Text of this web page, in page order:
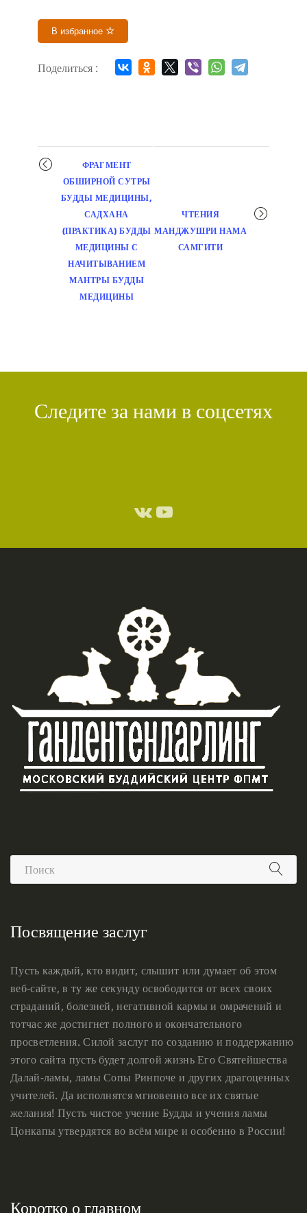
В избранное
Поделиться :
Мероприятие
навигация
ФРАГМЕНТ
ОБШИРНОЙ СУТРЫ
БУДДЫ МЕДИЦИНЫ,
САДХАНА
(ПРАКТИКА) БУДДЫ
МЕДИЦИНЫ С
НАЧИТЫВАНИЕМ
МАНТРЫ БУДДЫ
МЕДИЦИНЫ
ЧТЕНИЯ
МАНДЖУШРИ НАМА
САМГИТИ
Следите за нами в соцсетях
Посвящение заслуг
Пусть каждый, кто видит, слышит или думает об этом
веб-сайте, в ту же секунду освободится от всех своих
страданий, болезней, негативной кармы и омрачений и
тотчас же достигнет полного и окончательного
просветления. Силой заслуг по созданию и поддержанию
этого сайта пусть будет долгой жизнь Его Святейшества
Далай-ламы, ламы Сопы Ринпоче и других драгоценных
учителей. Да исполнятся мгновенно все их святые
желания! Пусть чистое учение Будды и учения ламы
Цонкапы утвердятся во всём мире и особенно в России!
Коротко о главном